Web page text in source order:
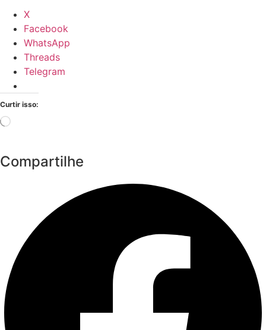
X
Facebook
WhatsApp
Threads
Telegram
Curtir isso:
Compartilhe